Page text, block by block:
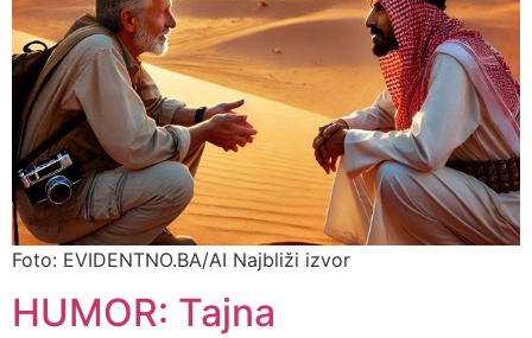
Foto: EVIDENTNO.BA/AI Najbliži izvor
HUMOR: Tajna